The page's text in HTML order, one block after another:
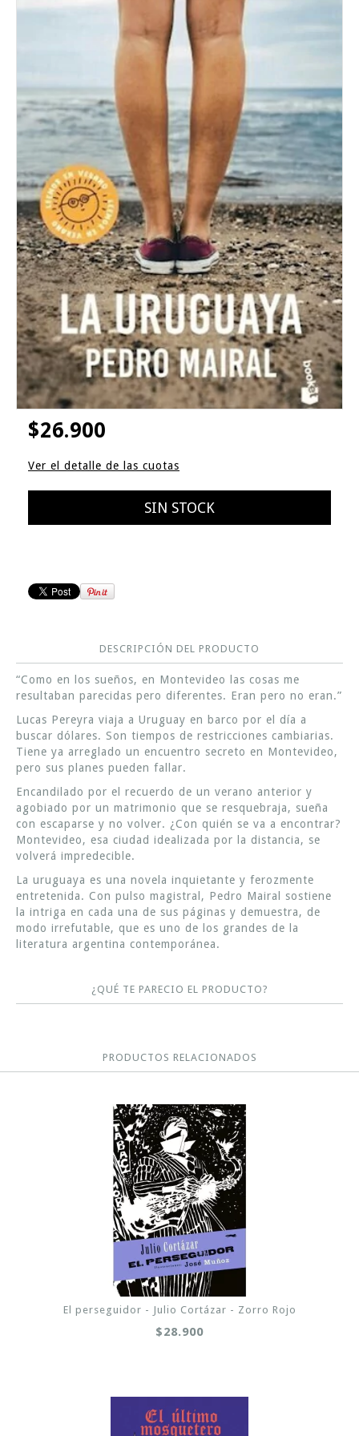
$26.900
Ver el detalle de las cuotas
DESCRIPCIÓN DEL PRODUCTO
“Como en los sueños, en Montevideo las cosas me
resultaban parecidas pero diferentes. Eran pero no eran.”
Lucas Pereyra viaja a Uruguay en barco por el día a
buscar dólares. Son tiempos de restricciones cambiarias.
Tiene ya arreglado un encuentro secreto en Montevideo,
pero sus planes pueden fallar.
Encandilado por el recuerdo de un verano anterior y
agobiado por un matrimonio que se resquebraja, sueña
con escaparse y no volver. ¿Con quién se va a encontrar?
Montevideo, esa ciudad idealizada por la distancia, se
volverá impredecible.
La uruguaya es una novela inquietante y ferozmente
entretenida. Con pulso magistral, Pedro Mairal sostiene
la intriga en cada una de sus páginas y demuestra, de
modo irrefutable, que es uno de los grandes de la
literatura argentina contemporánea.
¿QUÉ TE PARECIO EL PRODUCTO?
PRODUCTOS RELACIONADOS
El perseguidor - Julio Cortázar - Zorro Rojo
$28.900